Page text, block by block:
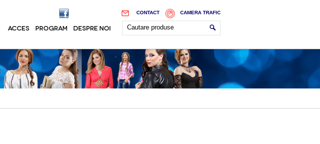
CAMERA TRAFIC
CONTACT
ACCES PROGRAM DESPRE NOI